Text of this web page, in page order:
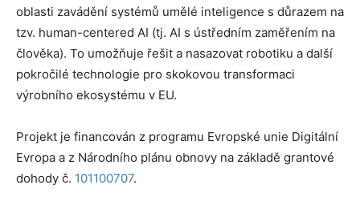
oblasti zavádění systémů umělé inteligence s důrazem na
tzv. human-centered AI (tj. AI s ústředním zaměřením na
člověka). To umožňuje řešit a nasazovat robotiku a další
pokročilé technologie pro skokovou transformaci
výrobního ekosystému v EU.
Projekt je financován z programu Evropské unie Digitální
Evropa a z Národního plánu obnovy na základě grantové
dohody č. 101100707.